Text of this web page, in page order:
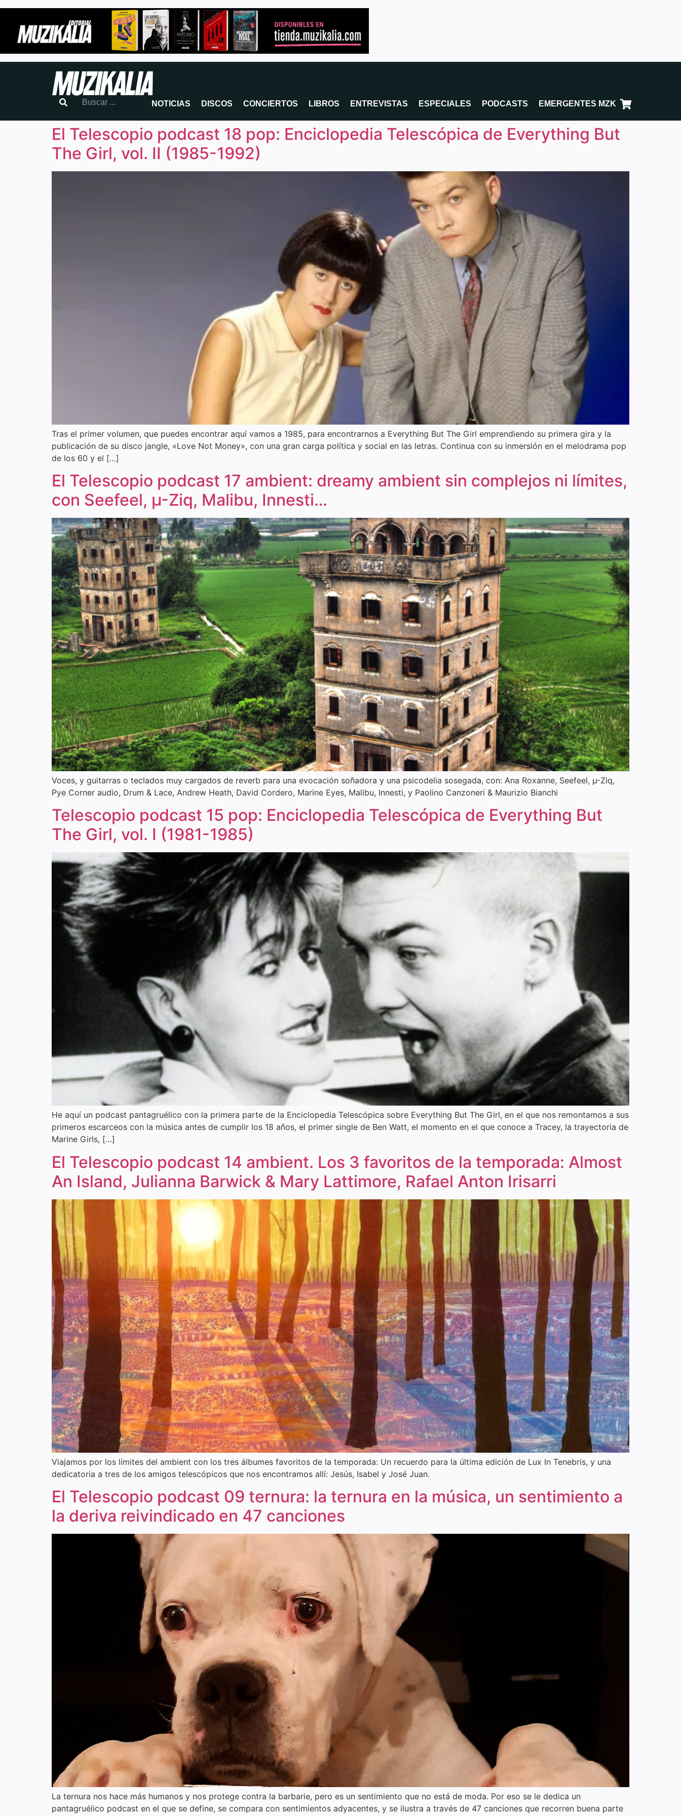
NOTICIAS DISCOS CONCIERTOS LIBROS ENTREVISTAS ESPECIALES PODCASTS EMERGENTES MZK
El Telescopio podcast 18 pop: Enciclopedia Telescópica de Everything But
The Girl, vol. II (1985-1992)
Tras el primer volumen, que puedes encontrar aquí vamos a 1985, para encontrarnos a Everything But The Girl emprendiendo su primera gira y la
publicación de su disco jangle, «Love Not Money», con una gran carga política y social en las letras. Continua con su inmersión en el melodrama pop
de los 60 y el […]
El Telescopio podcast 17 ambient: dreamy ambient sin complejos ni límites,
con Seefeel, µ-Ziq, Malibu, Innesti…
Voces, y guitarras o teclados muy cargados de reverb para una evocación soñadora y una psicodelia sosegada, con: Ana Roxanne, Seefeel, µ-Ziq,
Pye Corner audio, Drum & Lace, Andrew Heath, David Cordero, Marine Eyes, Malibu, Innesti, y Paolino Canzoneri & Maurizio Bianchi
Telescopio podcast 15 pop: Enciclopedia Telescópica de Everything But
The Girl, vol. I (1981-1985)
He aquí un podcast pantagruélico con la primera parte de la Enciclopedia Telescópica sobre Everything But The Girl, en el que nos remontamos a sus
primeros escarceos con la música antes de cumplir los 18 años, el primer single de Ben Watt, el momento en el que conoce a Tracey, la trayectoria de
Marine Girls, […]
El Telescopio podcast 14 ambient. Los 3 favoritos de la temporada: Almost
An Island, Julianna Barwick & Mary Lattimore, Rafael Anton Irisarri
Viajamos por los límites del ambient con los tres álbumes favoritos de la temporada: Un recuerdo para la última edición de Lux In Tenebris, y una
dedicatoria a tres de los amigos telescópicos que nos encontramos allí: Jesús, Isabel y José Juan.
El Telescopio podcast 09 ternura: la ternura en la música, un sentimiento a
la deriva reivindicado en 47 canciones
La ternura nos hace más humanos y nos protege contra la barbarie, pero es un sentimiento que no está de moda. Por eso se le dedica un
pantagruélico podcast en el que se define, se compara con sentimientos adyacentes, y se ilustra a través de 47 canciones que recorren buena parte